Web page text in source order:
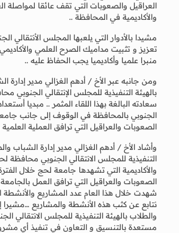
العراقيل والصعوبات التي تقف عائقا لمواصلة
والأكاديمية في المحافظة ..
مشيدا بالأدوار التي يلعبها المجلس الأنتقالي
تعزيز و تثبيت مداميك الصرح العلمي والأكاديمي
منبرا علميا وأكاديميا يجب الحفاظ عليه ..
ومن جانبه عبر الأخ / أدهم الغزالي مدير إدارة
بالهيئة التنفيذية للمجلس الإنتقالي الجنوبي
سعادته البالغة بهذا اللقاء المثمر .. مبديا
الجنوبي بالمحافظة في الوقوف إلى جانب
الصعوبات والعراقيل التي ترافق العملية العلمية
وأشاد الأخ / أدهم الغزالي مدير إدارة الشباب
التنفيذية للمجلس الانتقالي الجنوبي محافظة
والأكاديمية التي تشهدها جامعة لحج خلال
الصعوبات والعراقيل التي ترافق العمل
شهدت خلال هذا العام عدد المشاريع والأنشطة
نتابع عن كثب هذه الأنشطة والمشاريع …مشيرا
والطلاب بالهيئة التنفيذية للمجلس الانتقالي
مستعدة بالتنسيق و التعاون في تنفيذ أي